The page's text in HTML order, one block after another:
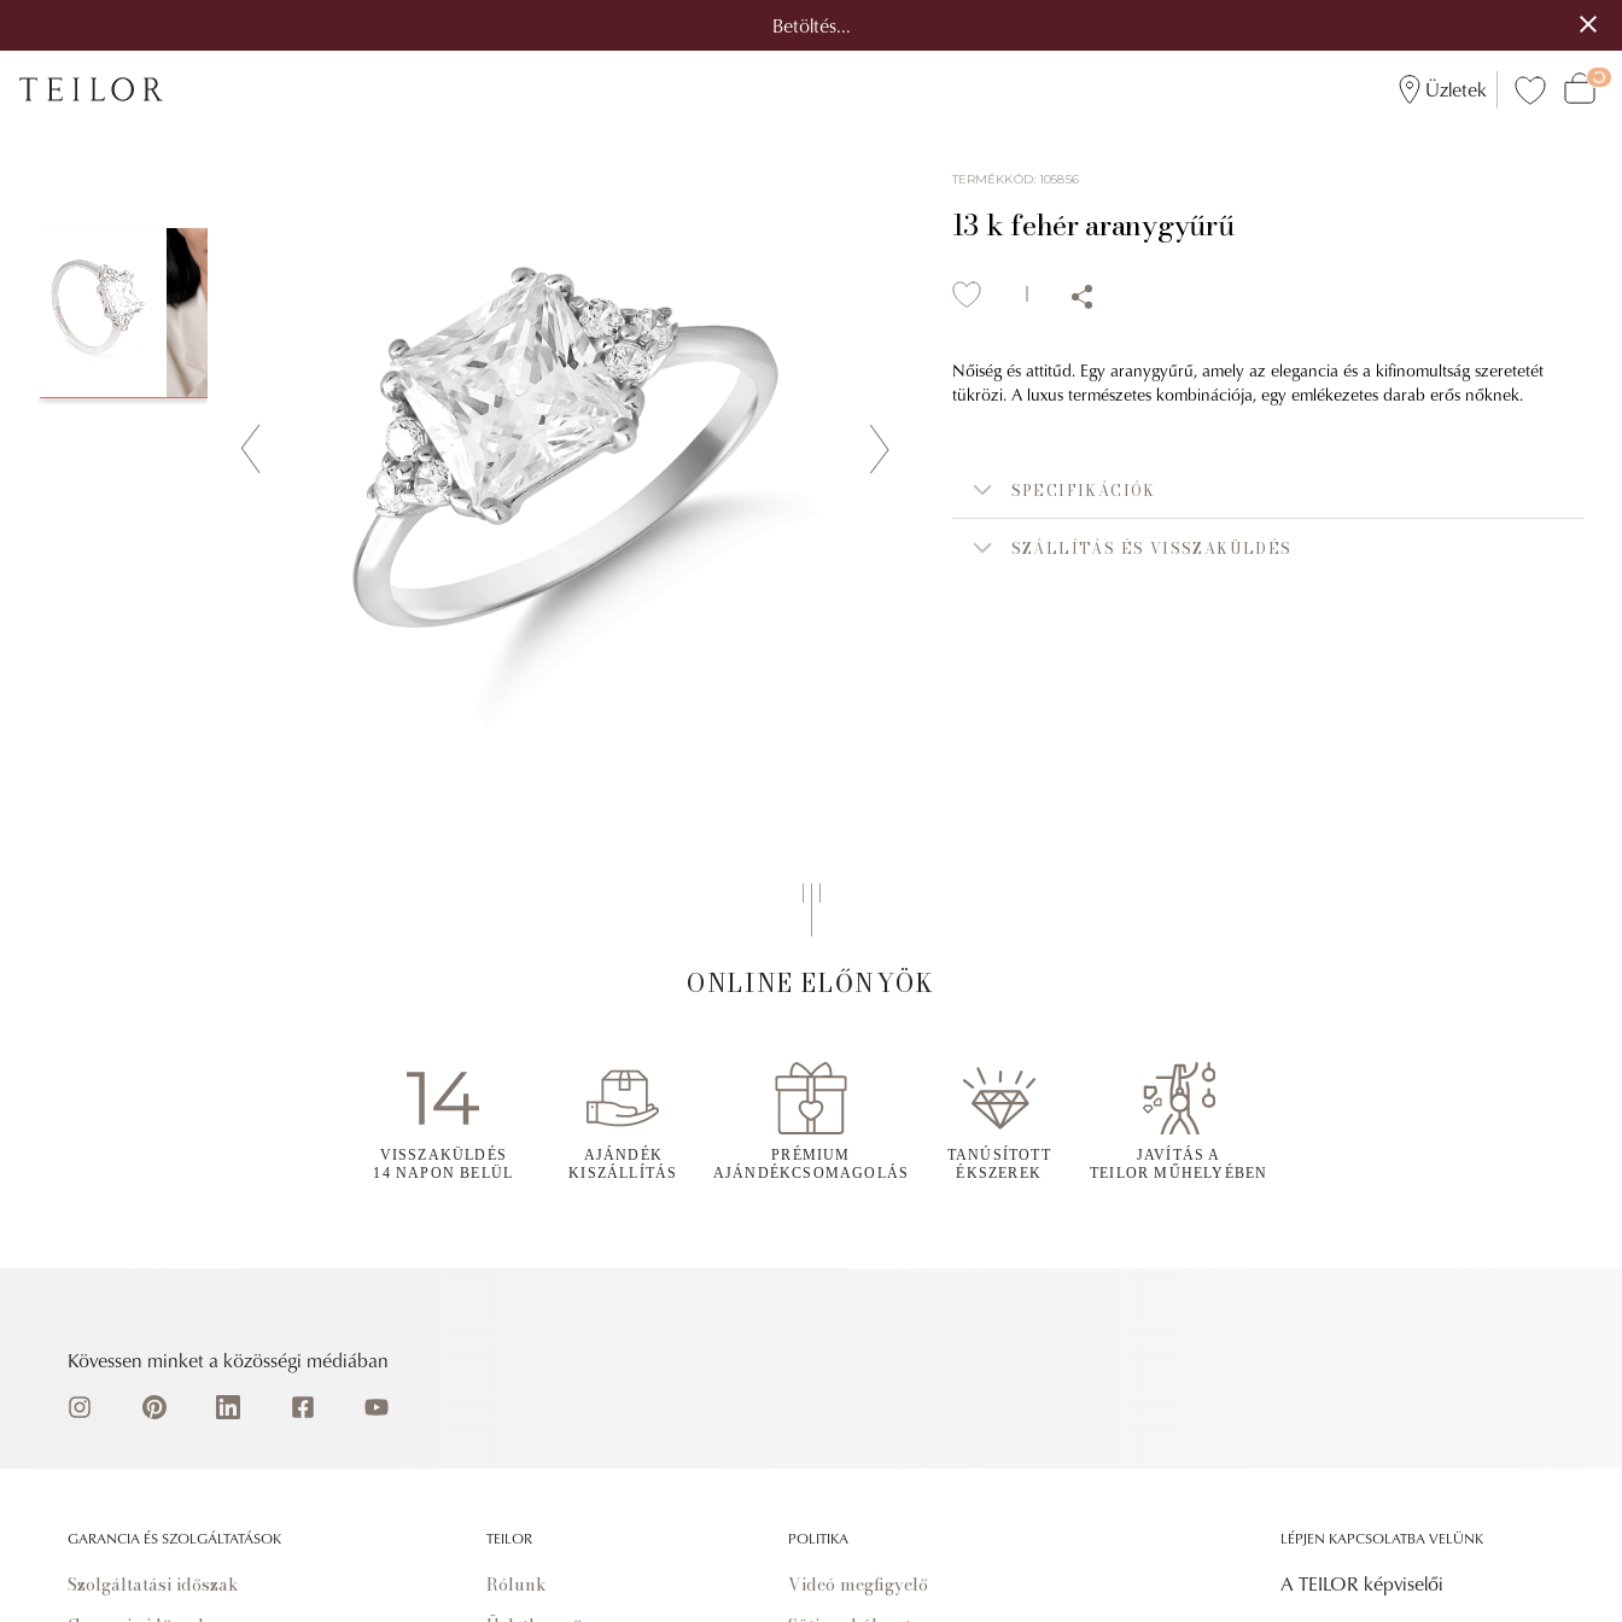
Betöltés...
Üzletek
TERMÉKKÓD:105856
13 k fehér aranygyűrű
Nőiség és attitűd. Egy aranygyűrű, amely az elegancia és a kifinomultság szeretetét
tükrözi. A luxus természetes kombinációja, egy emlékezetes darab erős nőknek.
SPECIFIKÁCIÓK
SZÁLLÍTÁS ÉS VISSZAKÜLDÉS
ONLINE ELŐNYÖK
VISSZAKÜLDÉS
14 NAPON BELÜL
AJÁNDÉK
KISZÁLLÍTÁS
PRÉMIUM
AJÁNDÉKCSOMAGOLÁS
TANÚSÍTOTT
ÉKSZEREK
JAVÍTÁS A
TEILOR MŰHELYÉBEN
Kövessen minket a közösségi médiában
GARANCIA ÉS SZOLGÁLTATÁSOK
Szolgáltatási időszak
TEILOR
Rólunk
POLITIKA
Videó megfigyelő
LÉPJEN KAPCSOLATBA VELÜNK
A TEILOR képviselői